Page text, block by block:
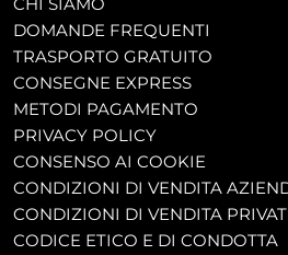
CHI SIAMO
DOMANDE FREQUENTI
TRASPORTO GRATUITO
CONSEGNE EXPRESS
METODI PAGAMENTO
PRIVACY POLICY
CONSENSO AI COOKIE
CONDIZIONI DI VENDITA
CONDIZIONI DI VENDITA
CODICE ETICO E DI CONDOTTA